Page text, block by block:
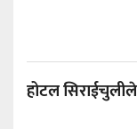
होटल